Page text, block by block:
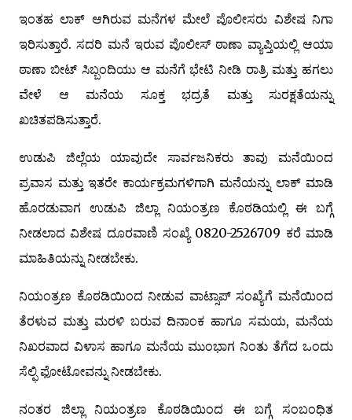
ಇಂತಹ ಲಾಕ್ ಆಗಿರುವ ಮನೆಗಳ ಮೇಲೆ ಪೊಲೀಸರು ವಿಶೇಷ ನಿಗಾ
ಇರಿಸುತ್ತಾರೆ. ಸದರಿ ಮನೆ ಇರುವ ಪೊಲೀಸ್ ಠಾಣಾ ವ್ಯಾಪ್ತಿಯಲ್ಲಿ ಆಯಾ
ಠಾಣಾ ಬೀಟ್ ಸಿಬ್ಬಂದಿಯು ಆ ಮನೆಗೆ ಭೇಟಿ ನೀಡಿ ರಾತ್ರಿ ಮತ್ತು ಹಗಲು
ವೇಳೆ ಆ ಮನೆಯ ಸೂಕ್ತ ಭದ್ರತೆ ಮತ್ತು ಸುರಕ್ಷತೆಯನ್ನು
ಖಚಿತಪಡಿಸುತ್ತಾರೆ.
ಉಡುಪಿ ಜಿಲ್ಲೆಯ ಯಾವುದೇ ಸಾರ್ವಜನಿಕರು ತಾವು ಮನೆಯಿಂದ
ಪ್ರವಾಸ ಮತ್ತು ಇತರೇ ಕಾರ್ಯಕ್ರಮಗಳಿಗಾಗಿ ಮನೆಯನ್ನು ಲಾಕ್ ಮಾಡಿ
ಹೊರಡುವಾಗ ಉಡುಪಿ ಜಿಲ್ಲಾ ನಿಯಂತ್ರಣ ಕೊಠಡಿಯಲ್ಲಿ ಈ ಬಗ್ಗೆ
ನೀಡಲಾದ ವಿಶೇಷ ದೂರವಾಣಿ ಸಂಖ್ಯೆ 0820-2526709 ಕರೆ ಮಾಡಿ
ಮಾಹಿತಿಯನ್ನು ನೀಡಬೇಕು.
ನಿಯಂತ್ರಣ ಕೊಠಡಿಯಿಂದ ನೀಡುವ ವಾಟ್ಸಾಪ್ ಸಂಖ್ಯೆಗೆ ಮನೆಯಿಂದ
ತೆರಳುವ ಮತ್ತು ಮರಳಿ ಬರುವ ದಿನಾಂಕ ಹಾಗೂ ಸಮಯ, ಮನೆಯ
ನಿಖರವಾದ ವಿಳಾಸ ಹಾಗೂ ಮನೆಯ ಮುಂಭಾಗ ನಿಂತು ತೆಗೆದ ಒಂದು
ಸೆಲ್ಫಿ ಫೋಟೋವನ್ನು ನೀಡಬೇಕು.
ನಂತರ ಜಿಲ್ಲಾ ನಿಯಂತ್ರಣ ಕೊಠಡಿಯಿಂದ ಈ ಬಗ್ಗೆ ಸಂಬಂಧಿತ